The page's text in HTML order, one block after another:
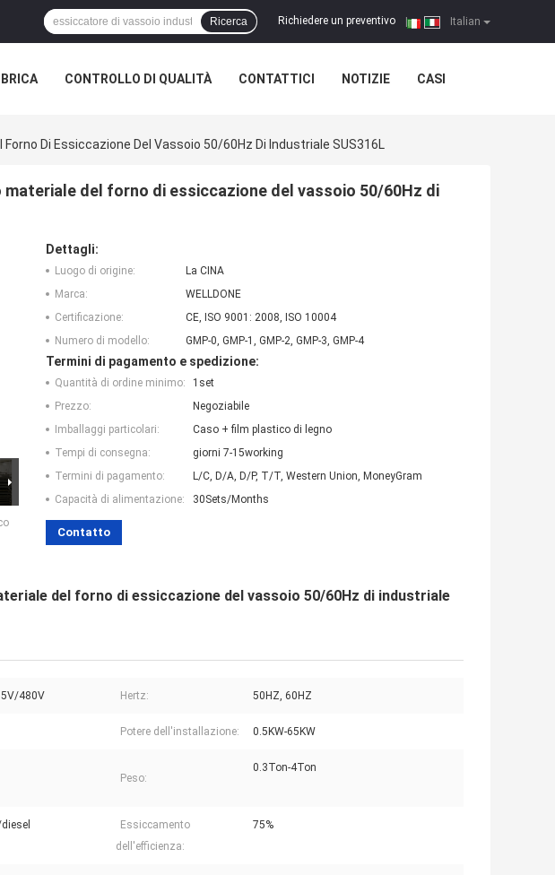
Italian
Richiedere un preventivo |
Ricerca
CONTROLLO DI QUALITÀ CONTATTICI NOTIZIE CASI
Di Essiccazione Del Vassoio 50/60Hz Di Industriale SUS316L
del forno di essiccazione del vassoio 50/60Hz di
Dettagli:
Luogo di origine:
La CINA
Marca:
WELLDONE
Certificazione:
CE, ISO 9001: 2008, ISO 10004
Numero di modello:
GMP-0, GMP-1, GMP-2, GMP-3, GMP-4
Termini di pagamento e spedizione:
Quantità di ordine minimo:
1set
Prezzo:
Negoziabile
Imballaggi particolari:
Caso + film plastico di legno
Tempi di consegna:
giorni 7-15working
Termini di pagamento:
L/C, D/A, D/P, T/T, Western Union, MoneyGram
Capacità di alimentazione:
30Sets/Months
Contatto
del forno di essiccazione del vassoio 50/60Hz di industriale
480V Hertz: 50HZ, 60HZ
Potere dell'installazione: 0.5KW-65KW
Peso:
0.3Ton-4Ton
Essiccamento
dell'efficienza:
75%